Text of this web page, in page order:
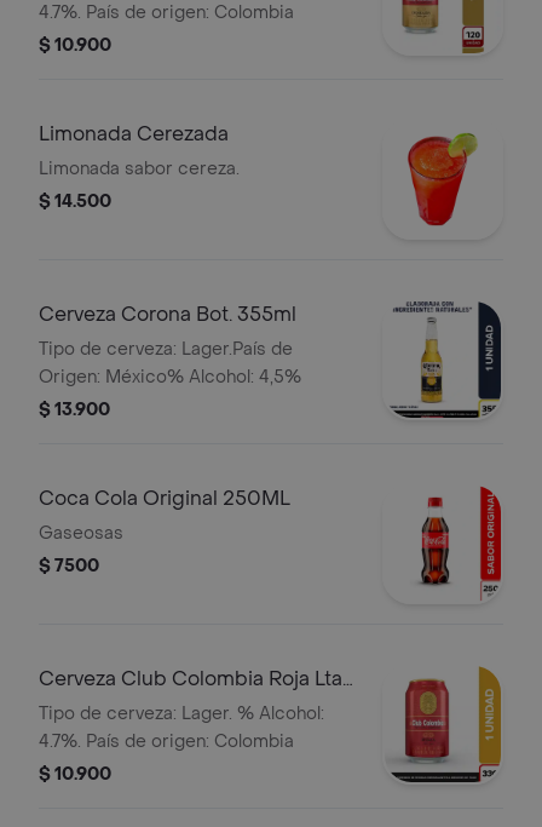
4.7%. País de origen: Colombia
$ 10.900
Limonada Cerezada
Limonada sabor cereza.
$ 14.500
Cerveza Corona Bot. 355ml
Tipo de cerveza: Lager.País de
Origen: México% Alcohol: 4,5%
$ 13.900
Coca Cola Original 250ML
Gaseosas
$ 7500
Cerveza Club Colombia Roja Lta
330ml
Tipo de cerveza: Lager. % Alcohol:
4.7%. País de origen: Colombia
$ 10.900